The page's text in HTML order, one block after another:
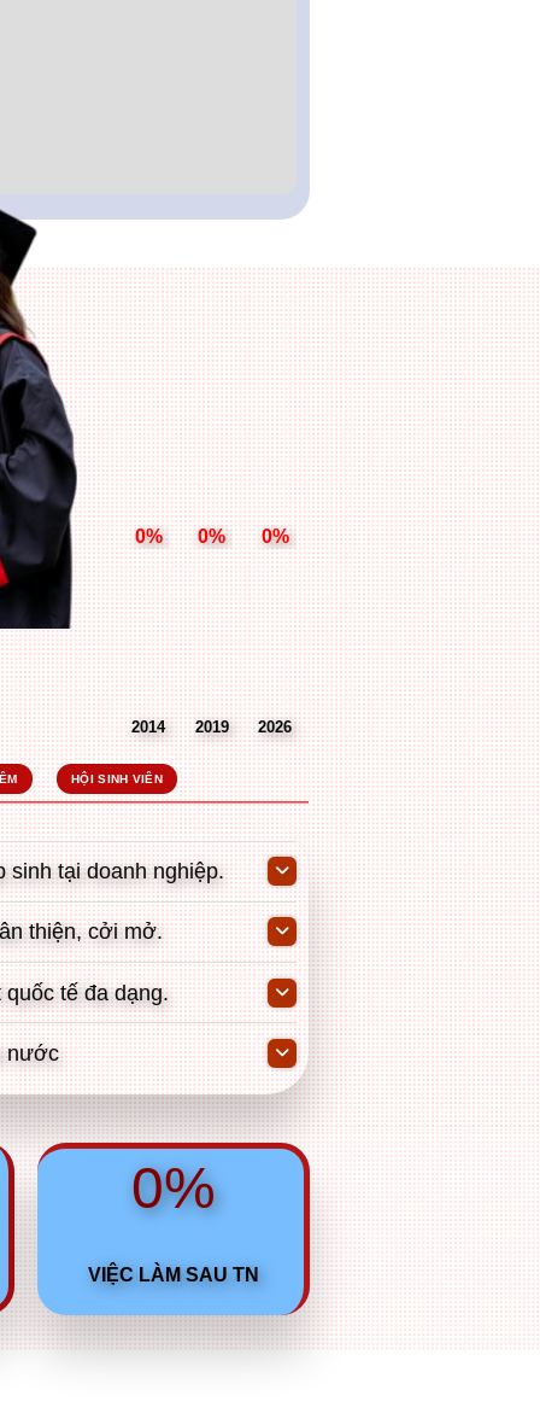
0%
2014
0%
2019
0%
2026
HỘI SINH VIÊN
tại doanh nghiệp.
thiện, cởi mở.
tế đa dạng.
nước
0%
VIỆC LÀM SAU TN